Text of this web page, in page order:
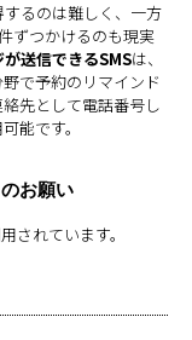
るのは難しく、一方
ずつかけるのも現実
送信できるSMSは、
で予約のリマインド
先として電話番号し
能です。
お願い
されています。